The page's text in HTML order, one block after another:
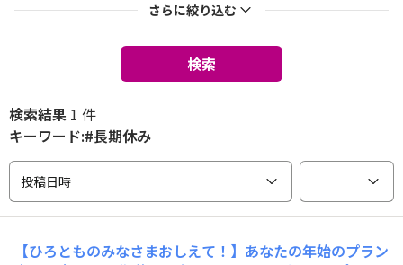
さらに絞り込む
検索
検索結果 1 件
キーワード:#長期休み
投稿日時
【ひろとものみなさまおしえて！】あなたの年始のプラン